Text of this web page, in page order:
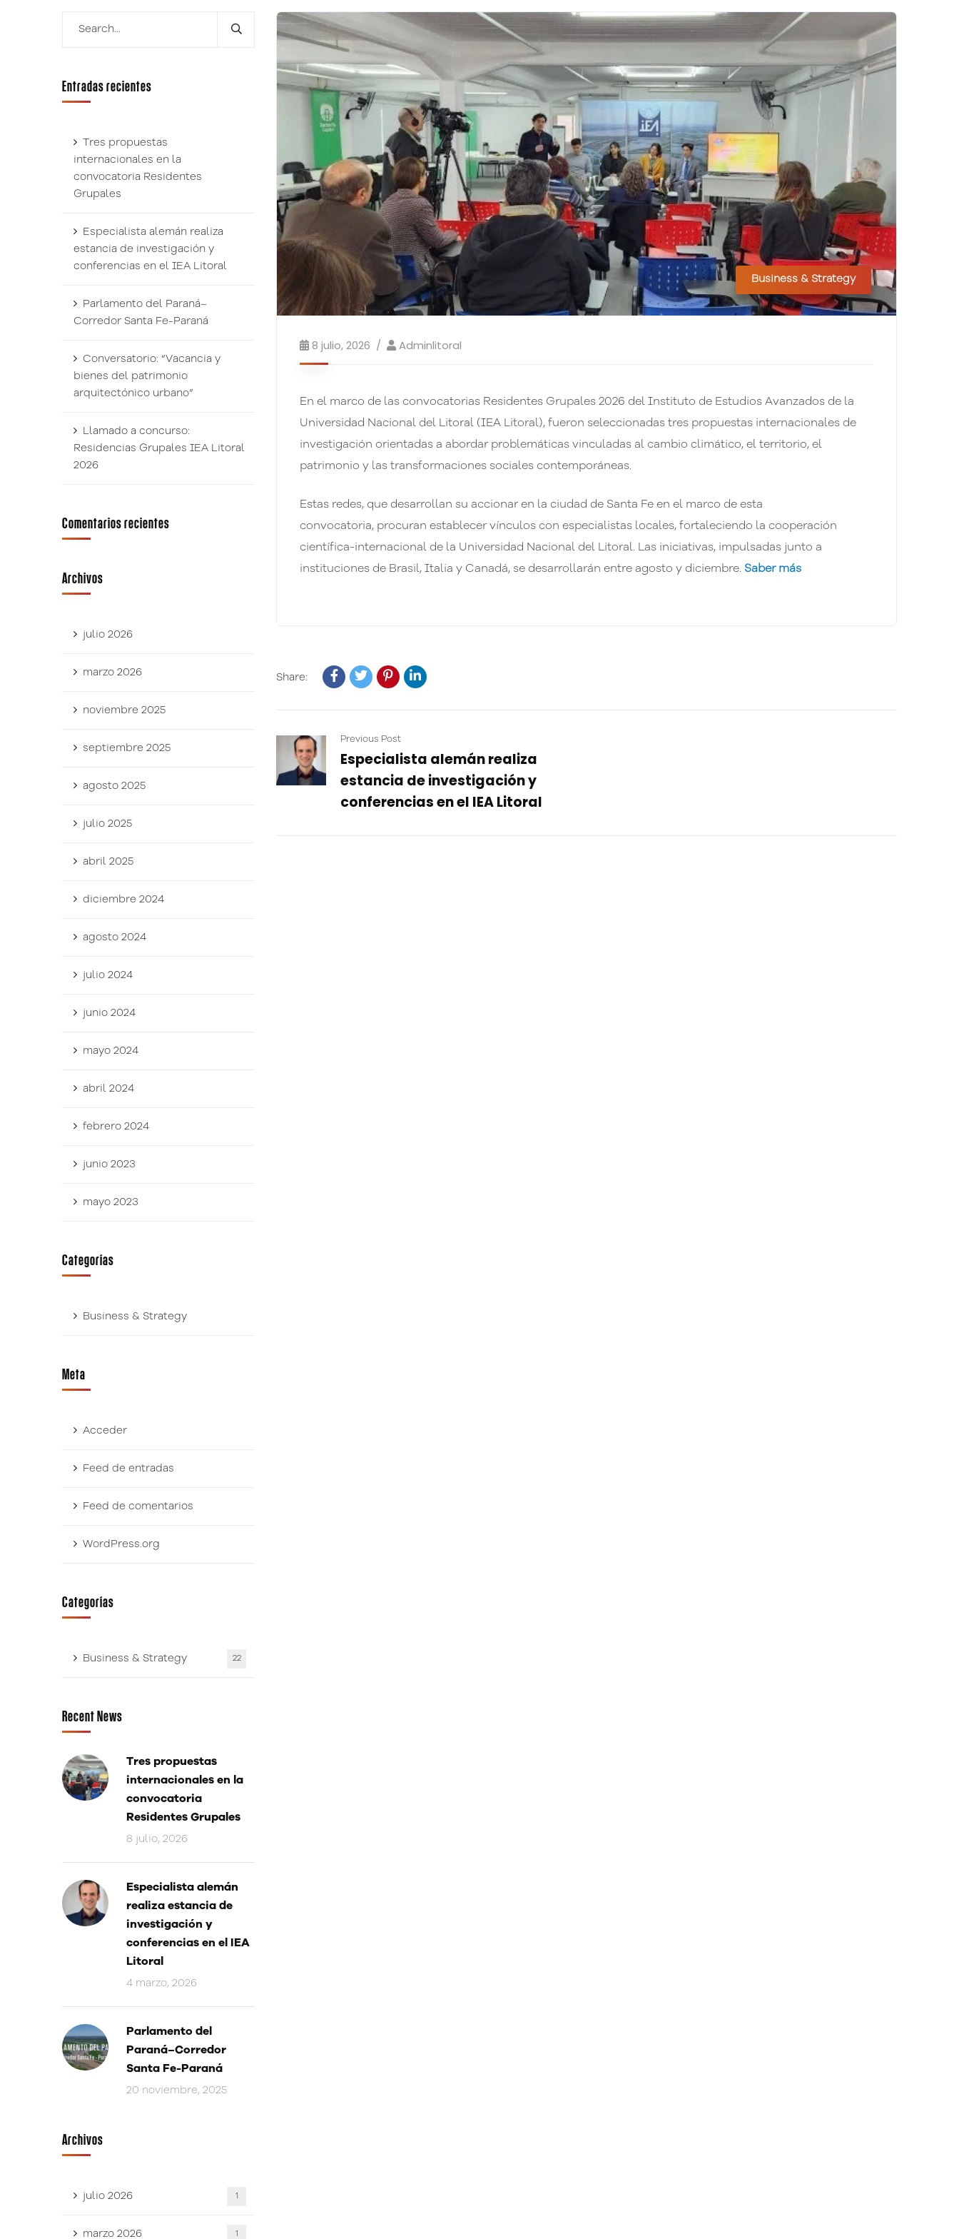
Business & Strategy
8 julio, 2026 Adminlitoral
En el marco de las convocatorias Residentes Grupales 2026 del Instituto de Estudios Avanzados de la
Universidad Nacional del Litoral (IEA Litoral), fueron seleccionadas tres propuestas internacionales de
investigación orientadas a abordar problemáticas vinculadas al cambio climático, el territorio, el
patrimonio y las transformaciones sociales contemporáneas.
Estas redes, que desarrollan su accionar en la ciudad de Santa Fe en el marco de esta
convocatoria, procuran establecer vínculos con especialistas locales, fortaleciendo la cooperación
científica-internacional de la Universidad Nacional del Litoral. Las iniciativas, impulsadas junto a
instituciones de Brasil, Italia y Canadá, se desarrollarán entre agosto y diciembre. Saber más
Share:
Previous Post
Especialista alemán realiza
estancia de investigación y
conferencias en el IEA Litoral
Entradas recientes
Tres propuestas
internacionales en la
convocatoria Residentes
Grupales
Especialista alemán realiza
estancia de investigación y
conferencias en el IEA Litoral
Parlamento del Paraná–
Corredor Santa Fe-Paraná
Conversatorio: “Vacancia y
bienes del patrimonio
arquitectónico urbano”
Llamado a concurso:
Residencias Grupales IEA Litoral
2026
Comentarios recientes
Archivos
julio 2026
marzo 2026
noviembre 2025
septiembre 2025
agosto 2025
julio 2025
abril 2025
diciembre 2024
agosto 2024
julio 2024
junio 2024
mayo 2024
abril 2024
febrero 2024
junio 2023
mayo 2023
Categorías
Business & Strategy
Meta
Acceder
Feed de entradas
Feed de comentarios
WordPress.org
Categorías
Business & Strategy 22
Recent News
Tres propuestas
internacionales en la
convocatoria
Residentes Grupales
8 julio, 2026
Especialista alemán
realiza estancia de
investigación y
conferencias en el IEA
Litoral
4 marzo, 2026
Parlamento del
Paraná–Corredor
Santa Fe-Paraná
20 noviembre, 2025
Archivos
julio 2026 1
marzo 2026 1